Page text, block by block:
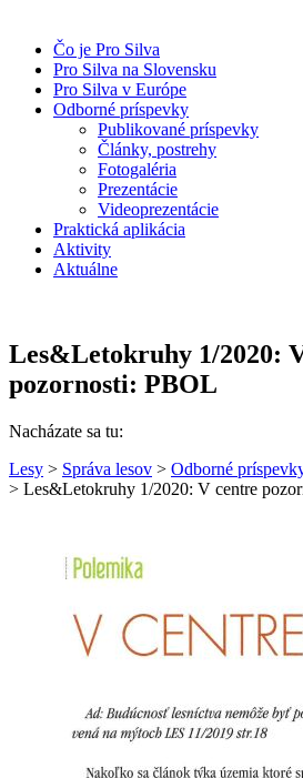
Čo je Pro Silva
Pro Silva na Slovensku
Pro Silva v Európe
Odborné príspevky
Publikované príspevky
Články, postrehy
Fotogaléria
Prezentácie
Videoprezentácie
Praktická aplikácia
Aktivity
Aktuálne
Les&Letokruhy 1/2020:
pozornosti: PBOL
Nacházate sa tu:
Lesy > Správa lesov > Odborné
> Les&Letokruhy 1/2020: V centre